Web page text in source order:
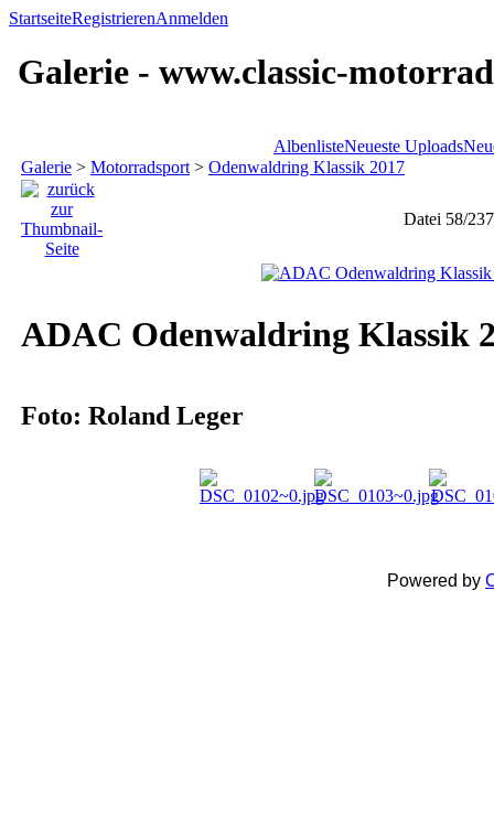
StartseiteRegistrierenAnmelden
Galerie - www.classic-
AlbenlisteNeueste Uploads
Galerie > Motorradsport > Odenwaldring Klassik 2017
Datei 58/237
ADAC Odenwaldring Klassik
Foto: Roland Leger
Powered by